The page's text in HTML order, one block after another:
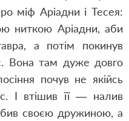
міф Аріадни і Тесея:
ниткою Аріадни, аби
а потім покинув
Вона там дуже довго
почув не якійсь
І втішив її — налив
своєю дружиною, а